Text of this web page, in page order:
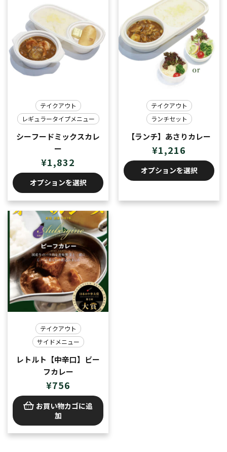
テイクアウト
レギュラータイプメニュー
シーフードミックスカレ
ー
¥1,832
オプションを選択
テイクアウト
ランチセット
【ランチ】あさりカレー
¥1,216
オプションを選択
テイクアウト
サイドメニュー
レトルト【中辛口】ビー
フカレー
¥756
お買い物カゴに追
加